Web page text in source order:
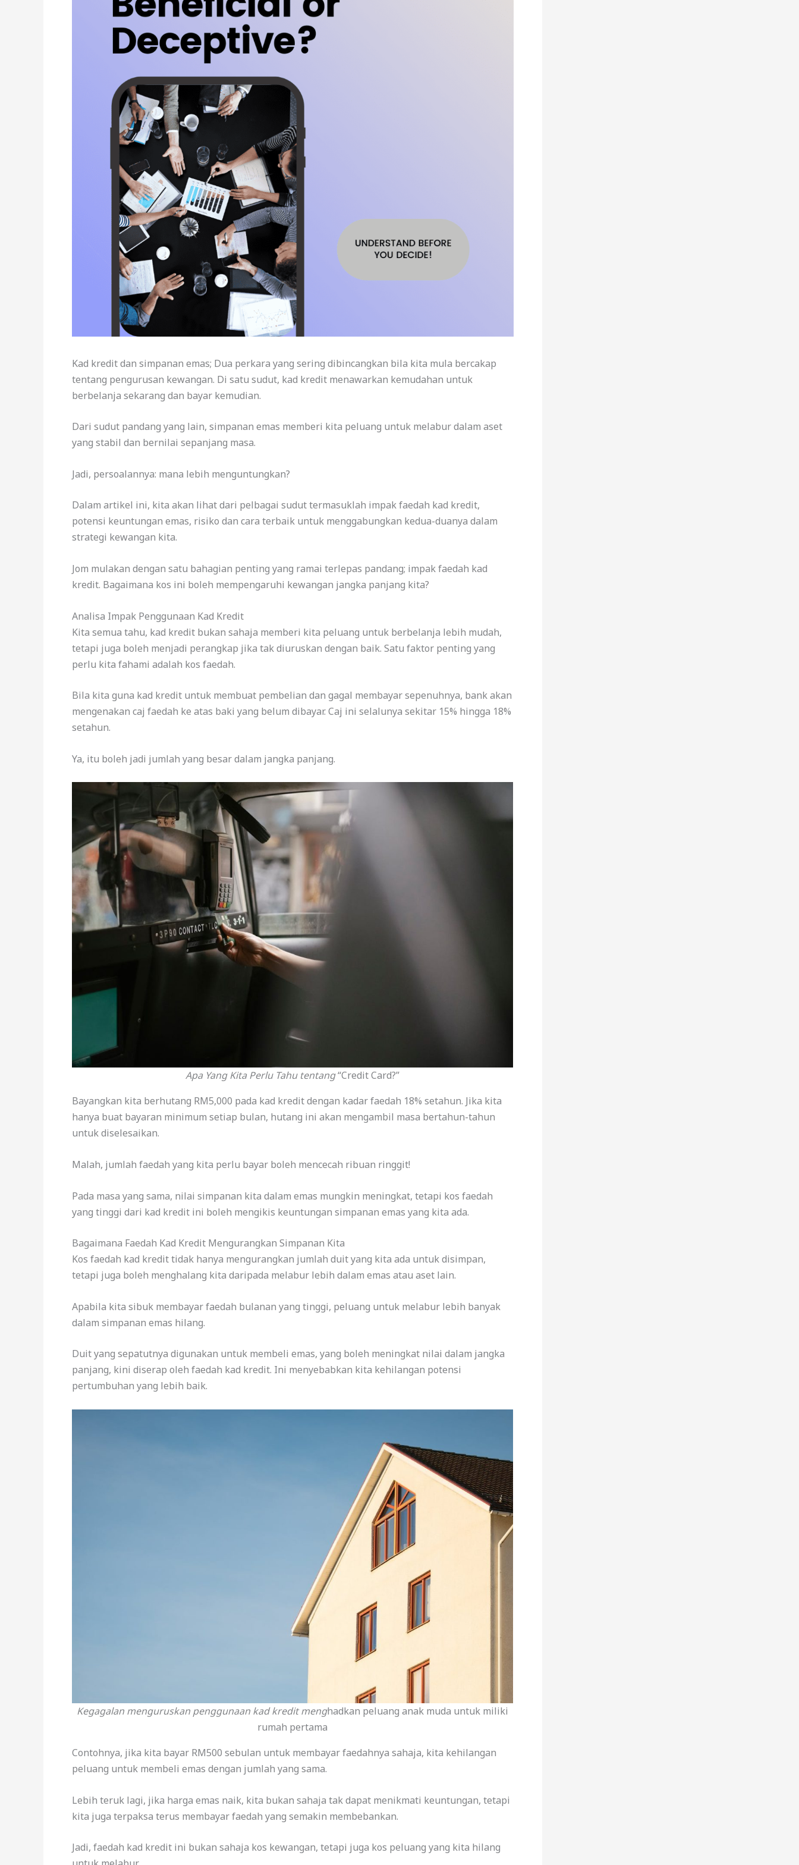
Kad kredit dan simpanan emas; Dua perkara yang sering dibincangkan bila kita mula bercakap
tentang pengurusan kewangan. Di satu sudut, kad kredit menawarkan kemudahan untuk
berbelanja sekarang dan bayar kemudian.
Dari sudut pandang yang lain, simpanan emas memberi kita peluang untuk melabur dalam aset
yang stabil dan bernilai sepanjang masa.
Jadi, persoalannya: mana lebih menguntungkan?
Dalam artikel ini, kita akan lihat dari pelbagai sudut termasuklah impak faedah kad kredit,
potensi keuntungan emas, risiko dan cara terbaik untuk menggabungkan kedua-duanya dalam
strategi kewangan kita.
Jom mulakan dengan satu bahagian penting yang ramai terlepas pandang; impak faedah kad
kredit. Bagaimana kos ini boleh mempengaruhi kewangan jangka panjang kita?
Analisa Impak Penggunaan Kad Kredit
Kita semua tahu, kad kredit bukan sahaja memberi kita peluang untuk berbelanja lebih mudah,
tetapi juga boleh menjadi perangkap jika tak diuruskan dengan baik. Satu faktor penting yang
perlu kita fahami adalah kos faedah.
Bila kita guna kad kredit untuk membuat pembelian dan gagal membayar sepenuhnya, bank akan
mengenakan caj faedah ke atas baki yang belum dibayar. Caj ini selalunya sekitar 15% hingga 18%
setahun.
Ya, itu boleh jadi jumlah yang besar dalam jangka panjang.
Apa Yang Kita Perlu Tahu tentang“Credit Card?”
Bayangkan kita berhutang RM5,000 pada kad kredit dengan kadar faedah 18% setahun. Jika kita
hanya buat bayaran minimum setiap bulan, hutang ini akan mengambil masa bertahun-tahun
untuk diselesaikan.
Malah, jumlah faedah yang kita perlu bayar boleh mencecah ribuan ringgit!
Pada masa yang sama, nilai simpanan kita dalam emas mungkin meningkat, tetapi kos faedah
yang tinggi dari kad kredit ini boleh mengikis keuntungan simpanan emas yang kita ada.
Bagaimana Faedah Kad Kredit Mengurangkan Simpanan Kita
Kos faedah kad kredit tidak hanya mengurangkan jumlah duit yang kita ada untuk disimpan,
tetapi juga boleh menghalang kita daripada melabur lebih dalam emas atau aset lain.
Apabila kita sibuk membayar faedah bulanan yang tinggi, peluang untuk melabur lebih banyak
dalam simpanan emas hilang.
Duit yang sepatutnya digunakan untuk membeli emas, yang boleh meningkat nilai dalam jangka
panjang, kini diserap oleh faedah kad kredit. Ini menyebabkan kita kehilangan potensi
pertumbuhan yang lebih baik.
Kegagalan menguruskan penggunaan kad kredit menghadkan peluang anak muda untuk miliki
rumah pertama
Contohnya, jika kita bayar RM500 sebulan untuk membayar faedahnya sahaja, kita kehilangan
peluang untuk membeli emas dengan jumlah yang sama.
Lebih teruk lagi, jika harga emas naik, kita bukan sahaja tak dapat menikmati keuntungan, tetapi
kita juga terpaksa terus membayar faedah yang semakin membebankan.
Jadi, faedah kad kredit ini bukan sahaja kos kewangan, tetapi juga kos peluang yang kita hilang